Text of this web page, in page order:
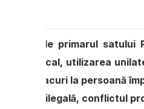
de primarul satului
local, utilizarea
atacuri la persoană
mea ilegală, conflictul